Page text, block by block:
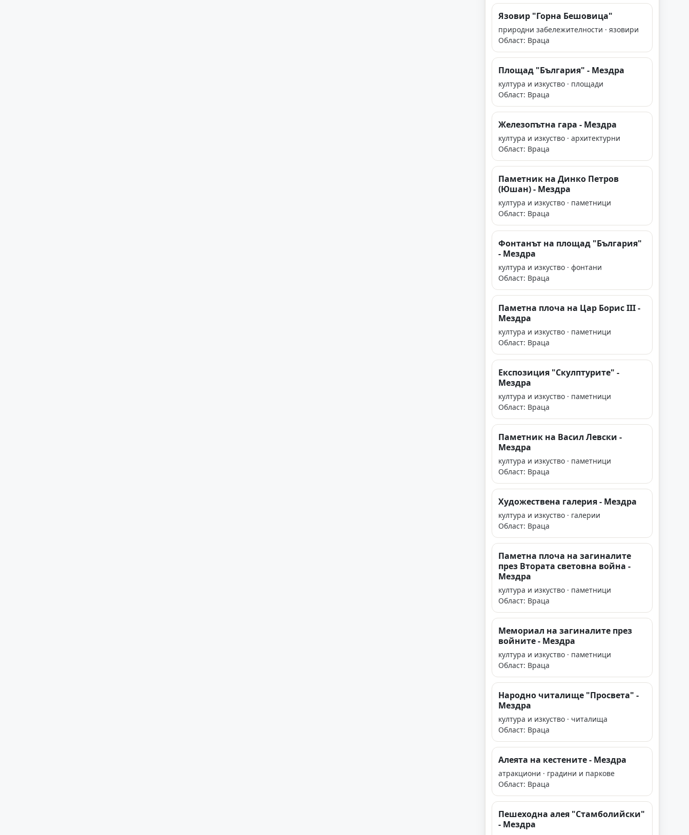
Язовир "Горна Бешовица"
природни забележителности · язовири
Област: Враца
Площад "България" - Мездра
култура и изкуство · площади
Област: Враца
Железопътна гара - Мездра
култура и изкуство · архитектурни
Област: Враца
Паметник на Динко Петров
(Юшан) - Мездра
култура и изкуство · паметници
Област: Враца
Фонтанът на площад "България"
- Мездра
култура и изкуство · фонтани
Област: Враца
Паметна плоча на Цар Борис III -
Мездра
култура и изкуство · паметници
Област: Враца
Експозиция "Скулптурите" -
Мездра
култура и изкуство · паметници
Област: Враца
Паметник на Васил Левски -
Мездра
култура и изкуство · паметници
Област: Враца
Художествена галерия - Мездра
култура и изкуство · галерии
Област: Враца
Паметна плоча на загиналите
през Втората световна война -
Мездра
култура и изкуство · паметници
Област: Враца
Мемориал на загиналите през
войните - Мездра
култура и изкуство · паметници
Област: Враца
Народно читалище "Просвета" -
Мездра
култура и изкуство · читалища
Област: Враца
Алеята на кестените - Мездра
атракциони · градини и паркове
Област: Враца
Пешеходна алея "Стамболийски"
- Мездра